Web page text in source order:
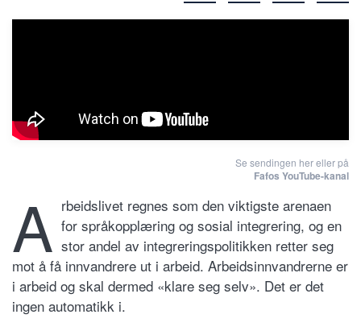
Se sendingen her eller på
Fafos YouTube-kanal
A rbeidslivet regnes som den viktigste arenaen
for språkopplæring og sosial integrering, og en
stor andel av integreringspolitikken retter seg
mot å få innvandrere ut i arbeid. Arbeidsinnvandrerne er
i arbeid og skal dermed «klare seg selv». Det er det
ingen automatikk i.